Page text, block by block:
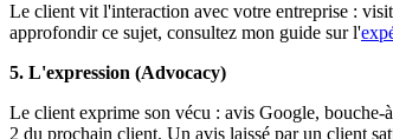
Le client vit l'interaction avec votre entreprise :
approfondir ce sujet, consultez mon guide sur l'
5. L'expression (Advocacy)
Le client exprime son vécu : avis Google, bouche-
2 du prochain client. Un avis laissé par un client